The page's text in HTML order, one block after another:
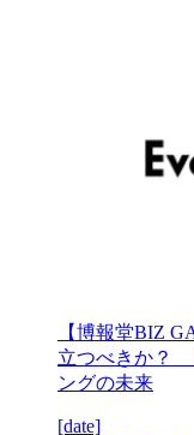
【博報堂BIZ
立つべきか？
ングの未来
[date]